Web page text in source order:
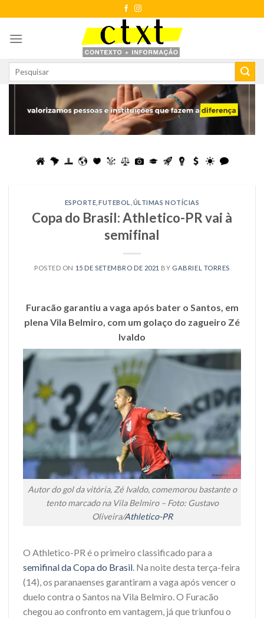
to
content
ESPORTE ,FUTEBOL ÚLTIMAS NOTÍCIAS
Copa do Brasil: Athletico-PR vai à
semifinal
POSTED ON 15 DE SETEMBRO DE 2021 BY GABRIEL TORRES
Furacão garantiu a vaga após bater o Santos, em
plena Vila Belmiro, com um golaço do zagueiro Zé
Ivaldo
Autor do gol da vitória, Zé Ivaldo, comemorou bastante o
tento marcado na Vila Belmiro – Foto: Gustavo
Oliveira/Athletico-PR
O Athletico-PR é o primeiro classificado para a
semifinal da Copa do Brasil. Na noite desta terça-feira
(14), os paranaenses garantiram a vaga após vencer o
duelo contra o Santos na Vila Belmiro. O Furacão
chegou ao confronto em vantagem, já que triunfou o